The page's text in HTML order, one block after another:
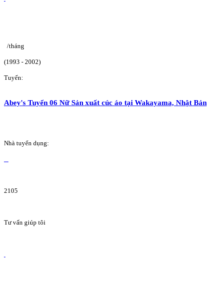
/tháng
(1993 - 2002)
Tuyển:
Abey's Tuyển 06 Nữ Sản xuất cúc áo tại Wakayama, Nhật Bản
Nhà tuyển dụng:
2105
Tư vấn giúp tôi